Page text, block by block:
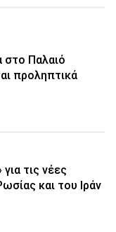
στο Παλαιό
προληπτικά
τις νέες
και του Ιράν